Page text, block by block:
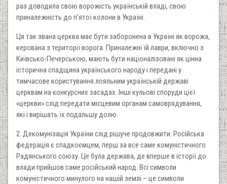
раз доводила свою ворожість українській владі, свою
приналежність до п’ятої колони в Україні.
Ця так звана церква має бути заборонена в Україні як ворожа,
керована з території ворога. Приналежні їй лаври, включно з
Київсько-Печерською, мають бути націоналізовані як цінна
історична спадщина українського народу і передані у
тимчасове користування лояльним українській державі
церквам на конкурсних засадах. Інші кульові споруди цієї
«церкви» слід передати місцевим органам самоврядування,
які і вирішать їх подальшу долю.
2. Декомунізація України слід рішуче продовжити. Російська
федерація є спадкоємцем, перш за все саме комуністичного
Радянського союзу. Це була держава, де вперше в історії до
влади прийшов саме російський народ. Всі символи
комуністичного минулого на нашій землі – це символи